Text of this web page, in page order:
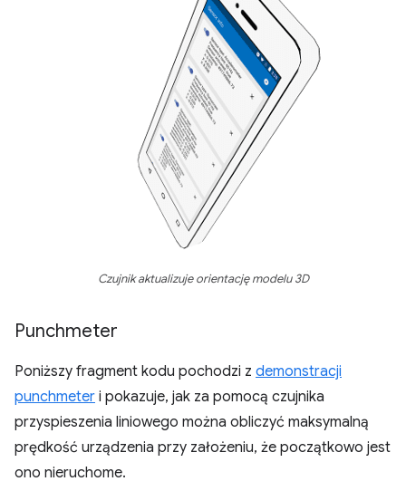
Czujnik aktualizuje orientację modelu 3D
Punchmeter
Poniższy fragment kodu pochodzi z demonstracji
punchmeter i pokazuje, jak za pomocą czujnika
przyspieszenia liniowego można obliczyć maksymalną
prędkość urządzenia przy założeniu, że początkowo jest
ono nieruchome.